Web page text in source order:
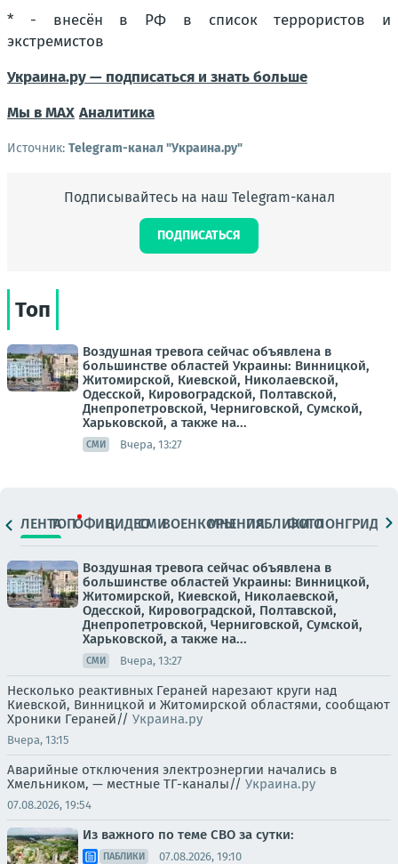
* - внесён в РФ в список террористов и
экстремистов
Украина.ру — подписаться и знать больше
Мы в MAX Аналитика
Источник: Telegram-канал "Украина.ру"
Подписывайтесь на наш Telegram-канал
ПОДПИСАТЬСЯ
Топ
Воздушная тревога сейчас объявлена в
большинстве областей Украины: Винницкой,
Житомирской, Киевской, Николаевской,
Одесской, Кировоградской, Полтавской,
Днепропетровской, Черниговской, Сумской,
Харьковской, а также на...
СМИ Вчера, 13:27
ЛЕНТАТОПОФИЦ.ВИДЕОСМИВОЕНКОРЫМНЕНИЯПАБЛИКИ
ФОТОЛОНГРИДЫ
Воздушная тревога сейчас объявлена в
большинстве областей Украины: Винницкой,
Житомирской, Киевской, Николаевской,
Одесской, Кировоградской, Полтавской,
Днепропетровской, Черниговской, Сумской,
Харьковской, а также на...
СМИ Вчера, 13:27
Несколько реактивных Гераней нарезают круги над
Киевской, Винницкой и Житомирской областями, сообщают
Хроники Гераней// Украина.ру
Вчера, 13:15
Аварийные отключения электроэнергии начались в
Хмельником, — местные ТГ-каналы// Украина.ру
07.08.2026, 19:54
Из важного по теме СВО за сутки:
ПАБЛИКИ 07.08.2026, 19:10